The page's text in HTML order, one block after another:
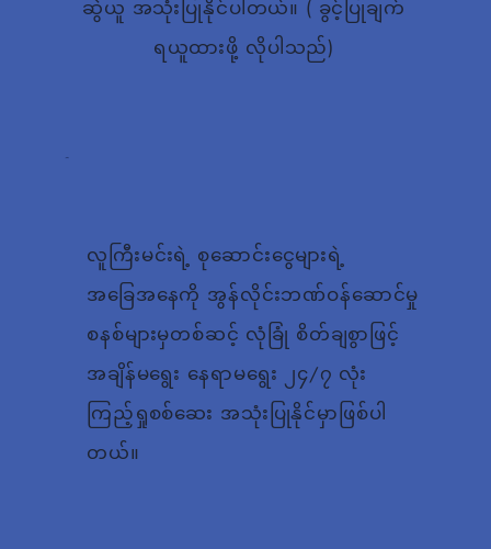
ဆွဲယူ အသုံးပြုနိုင်ပါတယ်။ ( ခွင့်ပြုချက်
ရယူထားဖို့ လိုပါသည်)
လူကြီးမင်းရဲ့ စုဆောင်းငွေများရဲ့
အခြေအနေကို အွန်လိုင်းဘဏ်ဝန်ဆောင်မှု
စနစ်များမှတစ်ဆင့် လုံခြုံ စိတ်ချစွာဖြင့်
အချိန်မရွေး နေရာမရွေး ၂၄/၇ လုံး
ကြည့်ရှုစစ်ဆေး အသုံးပြုနိုင်မှာဖြစ်ပါ
တယ်။